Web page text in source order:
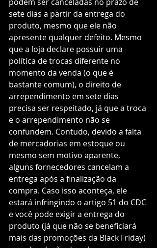
sete dias a partir da entrega do
produto, mesmo que ele não
apresente qualquer defeito. Mesmo
que a loja declare possuir uma
política de trocas diferente no
momento da venda (o que é
bastante comum), o direito de
arrependimento em sete dias
precisa ser respeitado, já que a troca
e o arrependimento não se
confundem. Contudo, devido a falta
de mercadorias em estoque ou
mesmo sem motivo aparente,
alguns fornecedores cancelam a
entrega após a finalização da
compra. Caso isso aconteça, ele
estará infringindo o artigo 51 do CDC
e você pode exigir a entrega do
produto (já que não se beneficiará
mais das promoções da Black Friday)